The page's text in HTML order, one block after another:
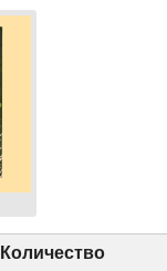
Количество